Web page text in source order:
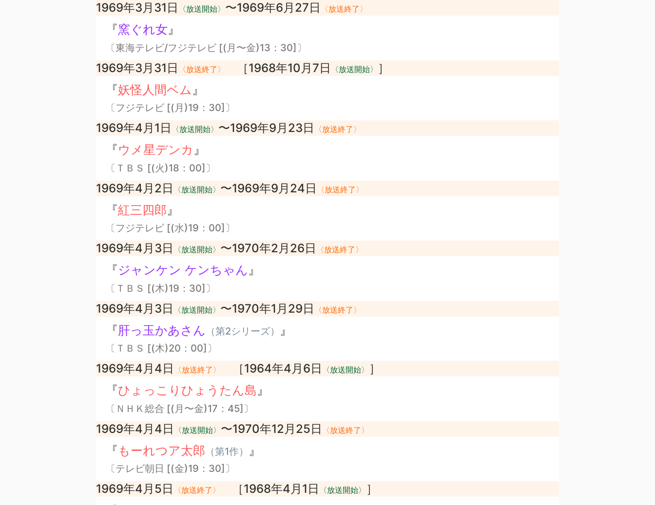
1969年3月31日 〈放送開始〉 〜1969年6月27日 〈放送終了〉
『窯ぐれ女』
〔東海テレビ/フジテレビ [(月〜金)13：30]〕
1969年3月31日 〈放送終了〉 ［1968年10月7日 〈放送開始〉 ］
『妖怪人間ベム 』
〔フジテレビ [(月)19：30]〕
1969年4月1日 〈放送開始〉 〜1969年9月23日 〈放送終了〉
『ウメ星デンカ 』
〔ＴＢＳ [(火)18：00]〕
1969年4月2日 〈放送開始〉 〜1969年9月24日 〈放送終了〉
『紅三四郎 』
〔フジテレビ [(水)19：00]〕
1969年4月3日 〈放送開始〉 〜1970年2月26日 〈放送終了〉
『ジャンケン ケンちゃん 』
〔ＴＢＳ [(木)19：30]〕
1969年4月3日 〈放送開始〉 〜1970年1月29日 〈放送終了〉
『肝っ玉かあさん （第2シリーズ） 』
〔ＴＢＳ [(木)20：00]〕
1969年4月4日 〈放送終了〉 ［1964年4月6日 〈放送開始〉 ］
『ひょっこりひょうたん島』
〔ＮＨＫ総合 [(月〜金)17：45]〕
1969年4月4日 〈放送開始〉 〜1970年12月25日 〈放送終了〉
『 もーれつア太郎 （第1作） 』
〔テレビ朝日 [(金)19：30]〕
1969年4月5日 〈放送終了〉 ［1968年4月1日 〈放送開始〉 ］